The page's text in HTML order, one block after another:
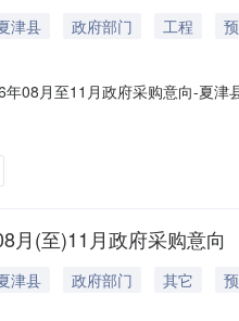
津县 政府部门 工程
08月至11月政府采购意向-夏
工程,B01990000其他房屋施工
月(至)11月政府采购意向
津县 政府部门 其它